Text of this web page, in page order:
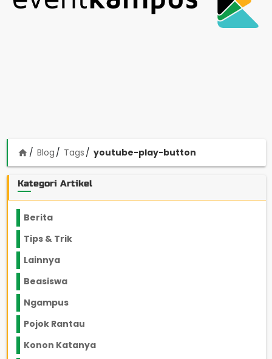
home Blog Tags youtube-play-button
Kategori Artikel
Berita
Tips & Trik
Lainnya
Beasiswa
Ngampus
Pojok Rantau
Konon Katanya